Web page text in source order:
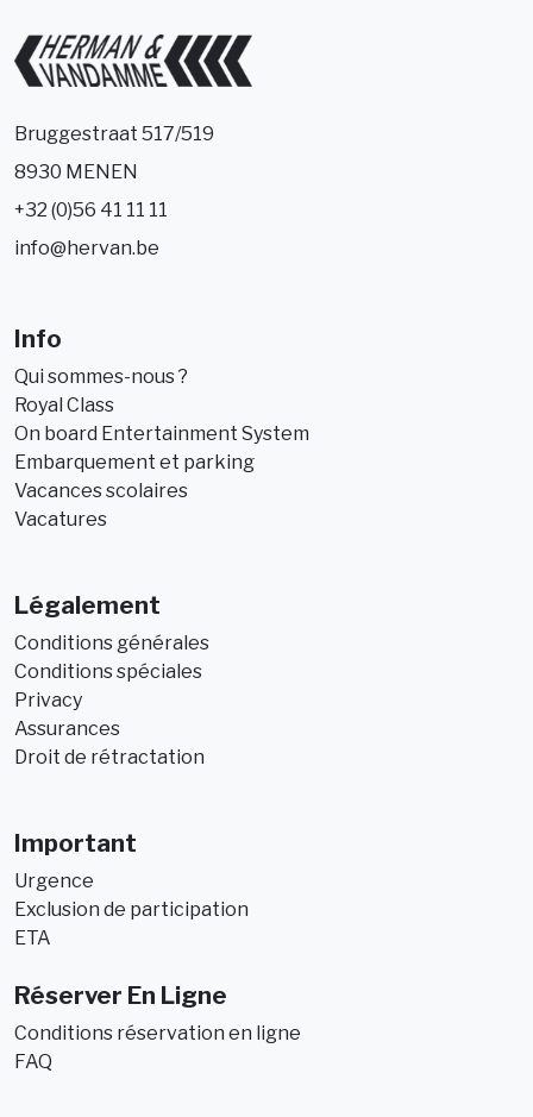
Bruggestraat 517/519
8930 MENEN
+32 (0)56 41 11 11
info@hervan.be
Info
Qui sommes-nous ?
Royal Class
On board Entertainment System
Embarquement et parking
Vacances scolaires
Vacatures
Légalement
Conditions générales
Conditions spéciales
Privacy
Assurances
Droit de rétractation
Important
Urgence
Exclusion de participation
ETA
Réserver En Ligne
Conditions réservation en ligne
FAQ